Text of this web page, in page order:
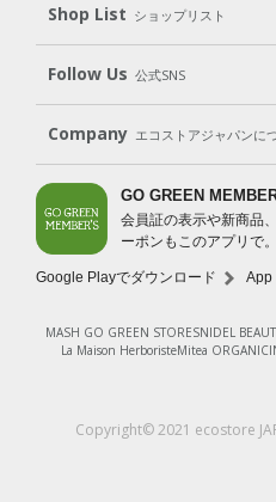
Gift set
Shop List ショップリスト
Shop List
Follow Us 公式SNS
LINE＠ Instagram
Company エコストアジャパンに
会社案内 ご利用規約
特定商取引法に基づ
法人会員サービス
New
GO GREEN
会員証の表示や新商品
ーポンもこのアプリで。
Google Playでダウンロード App
MASH GO GREEN STORESNIDEL
La Maison HerboristeMitea ORGANIC
Copyright© 2021 ecostore